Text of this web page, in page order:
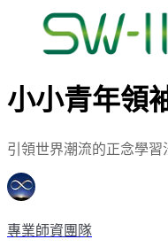
小小青年領
引領世界潮流的正念學習
專業師資團隊